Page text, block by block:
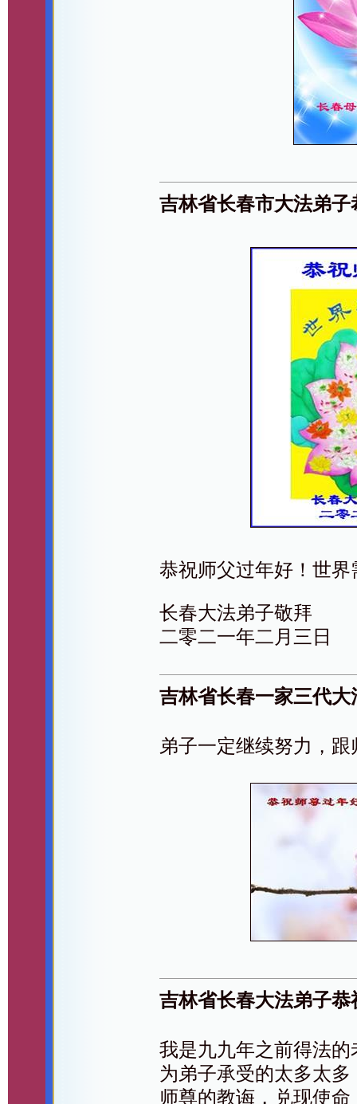
吉林省长春市大法弟
恭祝师父过年好！世界
长春大法弟子敬拜
二零二一年二月三日
吉林省长春一家三代
弟子一定继续努力，
吉林省长春大法弟子
我是九九年之前得法
为弟子承受的太多太
师尊的教诲，兑现使